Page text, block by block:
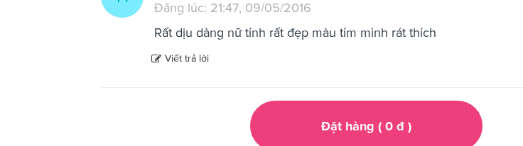
Đăng lúc: 21:47, 09/05/2016
Rất dịu dàng nữ tính rất đẹp màu tím mình rát thích
Viết trả lời
Đặt hàng ( 0đ )